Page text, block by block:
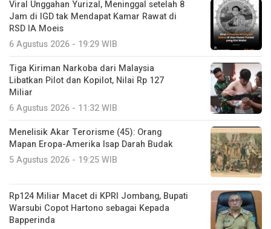
Viral Unggahan Yurizal, Meninggal setelah 8
Jam di IGD tak Mendapat Kamar Rawat di
RSD IA Moeis
6 Agustus 2026 - 19:29 WIB
Tiga Kiriman Narkoba dari Malaysia
Libatkan Pilot dan Kopilot, Nilai Rp 127
Miliar
6 Agustus 2026 - 11:32 WIB
Menelisik Akar Terorisme (45): Orang
Mapan Eropa-Amerika Isap Darah Budak
5 Agustus 2026 - 19:25 WIB
Rp124 Miliar Macet di KPRI Jombang, Bupati
Warsubi Copot Hartono sebagai Kepada
Bapperinda